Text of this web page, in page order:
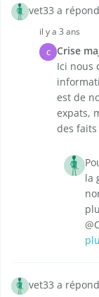
vet33 a
il y a 3 ans
C Crise
Ici nous
est de
expats,
des
la
vet33 a